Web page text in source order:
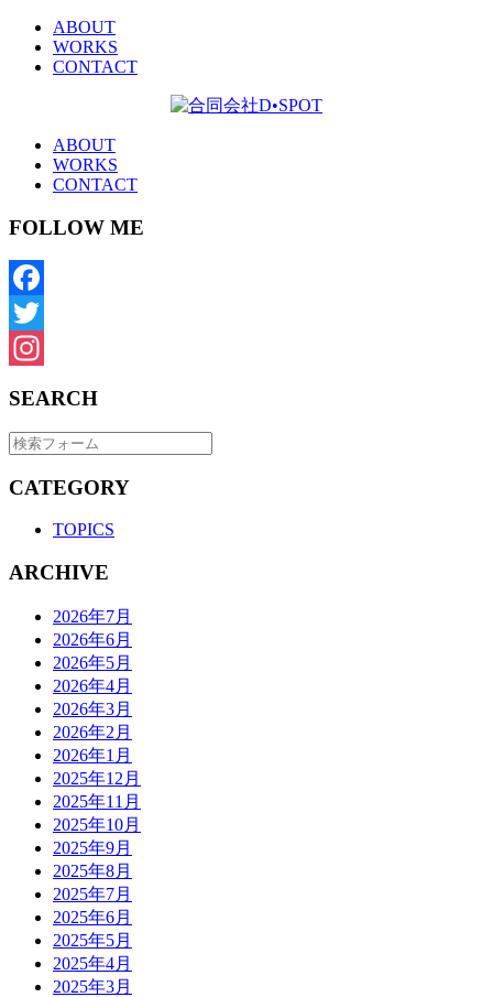
ABOUT
WORKS
CONTACT
ABOUT
WORKS
CONTACT
FOLLOW ME
Facebook
Twitter
SEARCH
CATEGORY
TOPICS
ARCHIVE
2026年7月
2026年6月
2026年5月
2026年4月
2026年3月
2026年2月
2026年1月
2025年12月
2025年11月
2025年10月
2025年9月
2025年8月
2025年7月
2025年6月
2025年5月
2025年4月
2025年3月